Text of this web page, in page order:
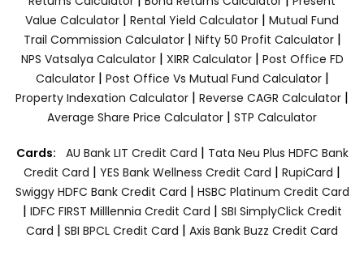
Value Calculator | Rental Yield Calculator | Mutual Fund
Trail Commission Calculator| Nifty 50 Profit Calculator|
NPS Vatsalya Calculator| XIRR Calculator| Post Office FD
Calculator| Post Office Vs Mutual Fund Calculator|
Property Indexation Calculator | Reverse CAGR Calculator |
Average Share Price Calculator | STP Calculator
Cards: AU Bank LIT Credit Card | Tata Neu Plus HDFC Bank
Credit Card | YES Bank Wellness Credit Card | RupiCard |
Swiggy HDFC Bank Credit Card | HSBC Platinum Credit Card
| IDFC FIRST Milllennia Credit Card | SBI SimplyClick Credit
Card | SBI BPCL Credit Card | Axis Bank Buzz Credit Card